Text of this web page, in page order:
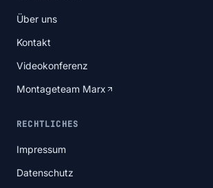
Über uns
Kontakt
Videokonferenz
Montageteam Marx
RECHTLICHES
Impressum
Datenschutz